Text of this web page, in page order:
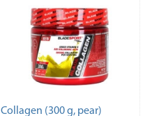
Collagen (300 g, pear)